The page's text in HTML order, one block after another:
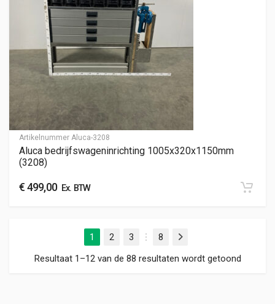
Artikelnummer Aluca-3208
Aluca bedrijfswageninrichting 1005x320x1150mm
(3208)
€499,00Ex. BTW
1 2 3
…
8
Volgende
Resultaat 1–12 van de 88 resultaten wordt getoond